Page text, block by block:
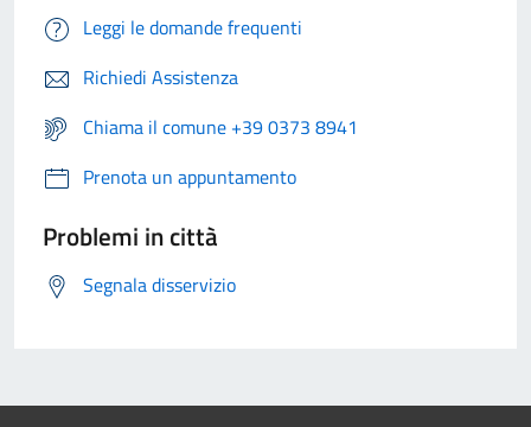
Leggi le domande frequenti
Richiedi Assistenza
Chiama il comune +39 0373 8941
Prenota un appuntamento
Problemi in città
Segnala disservizio